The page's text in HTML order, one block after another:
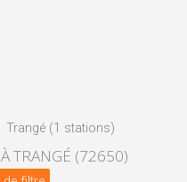
Trangé (1 stations)
TRANGÉ (72650)